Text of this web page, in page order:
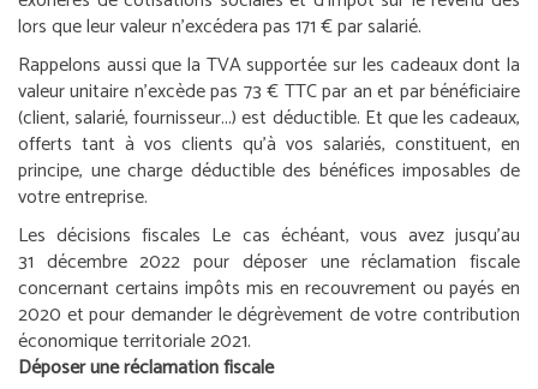
lors que leur valeur n’excédera pas 171 € par salarié.
Rappelons aussi que la TVA supportée sur les cadeaux dont la
valeur unitaire n’excède pas 73 € TTC par an et par bénéficiaire
(client, salarié, fournisseur...) est déductible. Et que les cadeaux,
offerts tant à vos clients qu’à vos salariés, constituent, en
principe, une charge déductible des bénéfices imposables de
votre entreprise.
Les décisions fiscales Le cas échéant, vous avez jusqu’au
31 décembre 2022 pour déposer une réclamation fiscale
concernant certains impôts mis en recouvrement ou payés en
2020 et pour demander le dégrèvement de votre contribution
économique territoriale 2021.
Déposer une réclamation fiscale